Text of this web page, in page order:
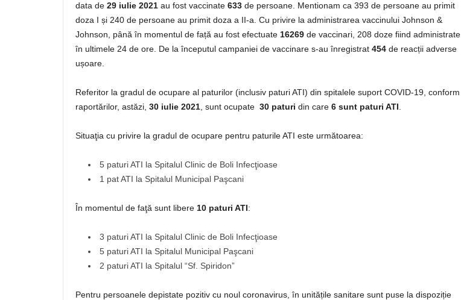
data de 29 iulie 2021 au fost vaccinate 633 de persoane. Mentionam ca 393 de persoane au primit
doza I și 240 de persoane au primit doza a II-a. Cu privire la administrarea vaccinului Johnson &
Johnson, până în momentul de față au fost efectuate 16269 de vaccinari, 208 doze fiind administrate
în ultimele 24 de ore. De la începutul campaniei de vaccinare s-au înregistrat 454 de reacții adverse
ușoare.
Referitor la gradul de ocupare al paturilor (inclusiv paturi ATI) din spitalele suport COVID-19, conform
raportărilor, astăzi, 30 iulie 2021 , sunt ocupate 30 paturi din care 6 sunt paturi ATI
Situaţia cu privire la gradul de ocupare pentru paturile ATI este următoarea:
5 paturi ATI la Spitalul Clinic de Boli Infecţioase
1 pat ATI la Spitalul Municipal Paşcani
În momentul de faţă sunt libere 10 paturi ATI:
3 paturi ATI la Spitalul Clinic de Boli Infecţioase
5 paturi ATI la Spitalul Municipal Paşcani
2 paturi ATI la Spitalul “Sf. Spiridon”
Pentru persoanele depistate pozitiv cu noul coronavirus, în unitățile sanitare sunt puse la dispoziție